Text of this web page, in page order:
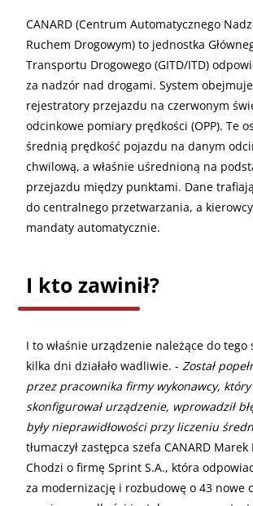
CANARD (Centrum Automatycznego
Ruchem Drogowym) to jednostka
Transportu Drogowego (GITD/ITD)
za nadzór nad drogami. System
rejestratory przejazdu na czerwonym
odcinkowe pomiary prędkości (OPP). Te
średnią prędkość pojazdu na danym
chwilową, a właśnie uśrednioną na
przejazdu między punktami. Dane trafiają
do centralnego przetwarzania, a
mandaty automatycznie.
I kto zawinił?
I to właśnie urządzenie należące do tego
kilka dni działało wadliwie. - Został
przez pracownika firmy wykonawcy,
skonfigurował urządzenie, wprowadził
były nieprawidłowości przy liczeniu
tłumaczył zastępca szefa CANARD
Chodzi o firmę Sprint S.A., która
za modernizację i rozbudowę o 43 nowe